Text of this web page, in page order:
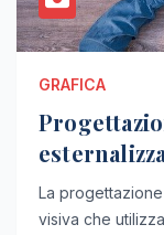
GRAFICA
La
visiva che